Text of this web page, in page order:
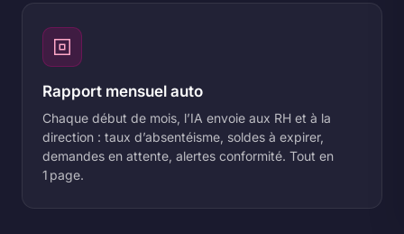
Rapport mensuel auto
Chaque début de mois, l’IA envoie aux RH et à la
direction : taux d’absentéisme, soldes à expirer,
demandes en attente, alertes conformité. Tout en
1 page.